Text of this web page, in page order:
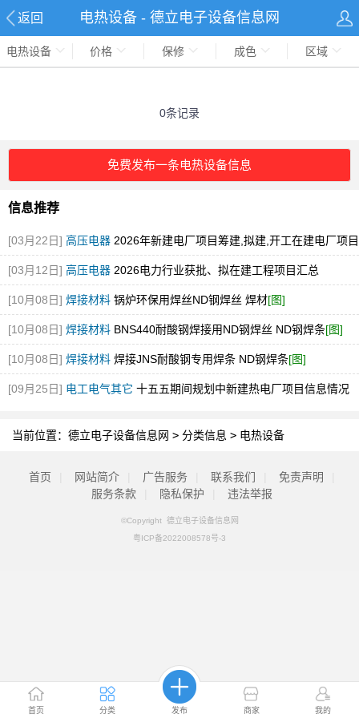
返回 电热设备 - 德立电子设备信息网
首页 分类 发布 商家 我的
电热设备 价格 保修 成色 区域
0条记录
免费发布一条电热设备信息
信息推荐
[03月22日] 高压电器 2026年新建电厂项目筹建,拟建,开工在建电厂项目
汇总
[03月12日] 高压电器 2026电力行业获批、拟在建工程项目汇总
[10月08日] 焊接材料 锅炉环保用焊丝ND钢焊丝 焊材[图]
[10月08日] 焊接材料 BNS440耐酸钢焊接用ND钢焊丝 ND钢焊条[图]
[10月08日] 焊接材料 焊接JNS耐酸钢专用焊条 ND钢焊条[图]
[09月25日] 电工电气其它 十五五期间规划中新建热电厂项目信息情况
当前位置： 德立电子设备信息网 > 分类信息 > 电热设备
首页 网站简介 广告服务 联系我们 免责声明
服务条款
隐私保护 违法举报
©Copyright 德立电子设备信息网
粤ICP备2022008578号-3